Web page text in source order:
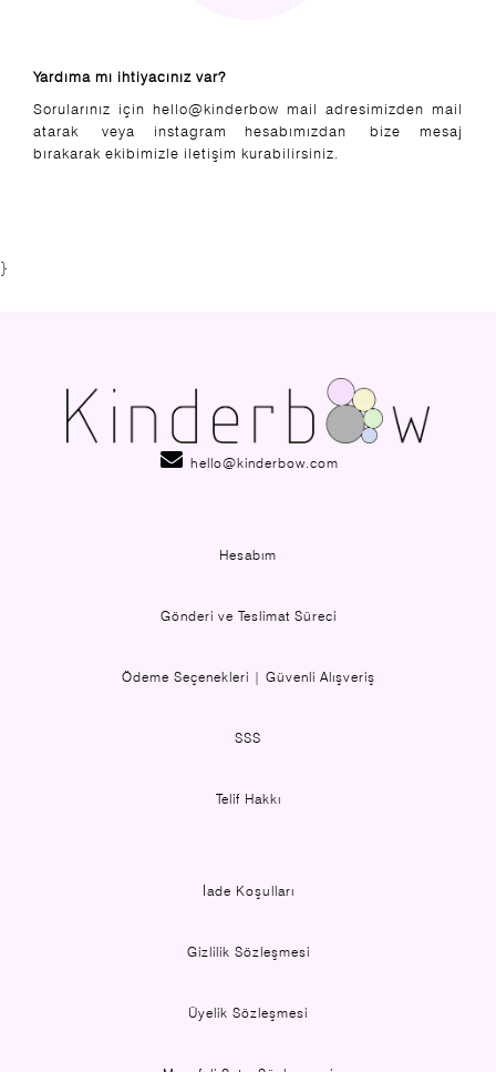
Yardıma mı ihtiyacınız var?
Sorularınız için hello@kinderbow mail adresimizden mail
atarak veya instagram hesabımızdan bize mesaj
bırakarak ekibimizle iletişim kurabilirsiniz.
}
hello@kinderbow.com
Hesabım
Gönderi ve Teslimat Süreci
Ödeme Seçenekleri | Güvenli Alışveriş
SSS
Telif Hakkı
İade Koşulları
Gizlilik Sözleşmesi
Üyelik Sözleşmesi